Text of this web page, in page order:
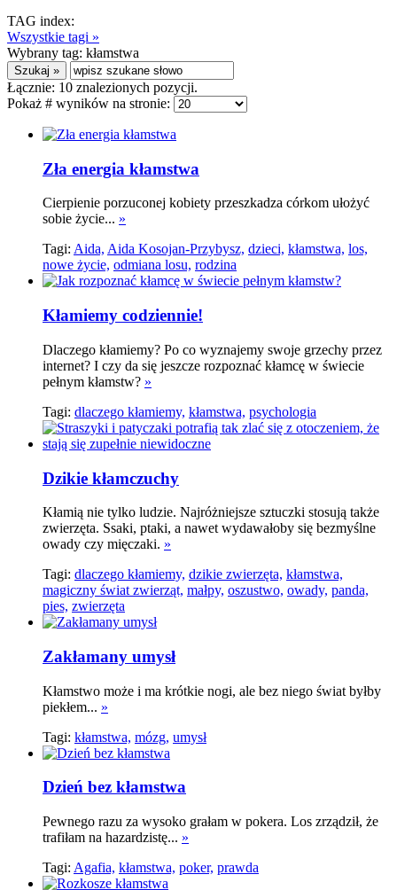
TAG index:
Wszystkie tagi »
Wybrany tag: kłamstwa
Łącznie: 10 znalezionych pozycji.
Pokaż # wyników na stronie:
Zła energia kłamstwa
Cierpienie porzuconej kobiety przeszkadza córkom ułożyć
sobie życie... »
Tagi: Aida, Aida Kosojan-Przybysz, dzieci, kłamstwa, los,
nowe życie, odmiana losu, rodzina
Kłamiemy codziennie!
Dlaczego kłamiemy? Po co wyznajemy swoje grzechy przez
internet? I czy da się jeszcze rozpoznać kłamcę w świecie
pełnym kłamstw? »
Tagi: dlaczego kłamiemy, kłamstwa, psychologia
Dzikie kłamczuchy
Kłamią nie tylko ludzie. Najróżniejsze sztuczki stosują także
zwierzęta. Ssaki, ptaki, a nawet wydawałoby się bezmyślne
owady czy mięczaki. »
Tagi: dlaczego kłamiemy, dzikie zwierzęta, kłamstwa,
magiczny świat zwierząt, małpy, oszustwo, owady, panda,
pies, zwierzęta
Zakłamany umysł
Kłamstwo może i ma krótkie nogi, ale bez niego świat byłby
piekłem... »
Tagi: kłamstwa, mózg, umysł
Dzień bez kłamstwa
Pewnego razu za wysoko grałam w pokera. Los zrządził, że
trafiłam na hazardzistę... »
Tagi: Agafia, kłamstwa, poker, prawda